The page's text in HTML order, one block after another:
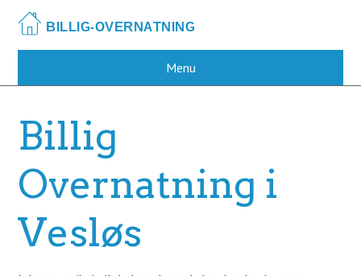
main
Menu
Billig
Overnatning i
Vesløs